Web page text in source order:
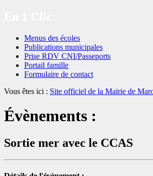
Menus des écoles
Publications municipales
Prise RDV CNI/Passeports
Portail famille
Formulaire de contact
Vous êtes ici : Site officiel de la Mairie de
Évènements :
Sortie mer avec le CCAS